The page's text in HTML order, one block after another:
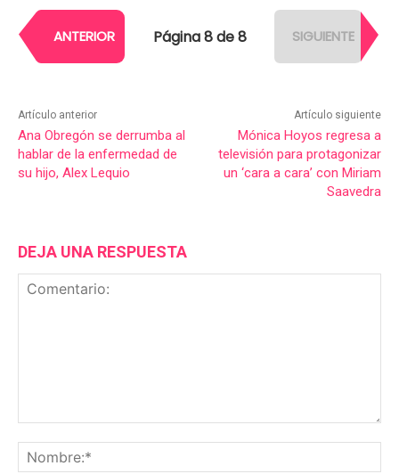
ANTERIOR Página 8 de 8 SIGUIENTE
Artículo anterior
Ana Obregón se derrumba al
hablar de la enfermedad de
su hijo, Alex Lequio
Artículo siguiente
Mónica Hoyos regresa a
televisión para protagonizar
un ‘cara a cara’ con Miriam
Saavedra
DEJA UNA RESPUESTA